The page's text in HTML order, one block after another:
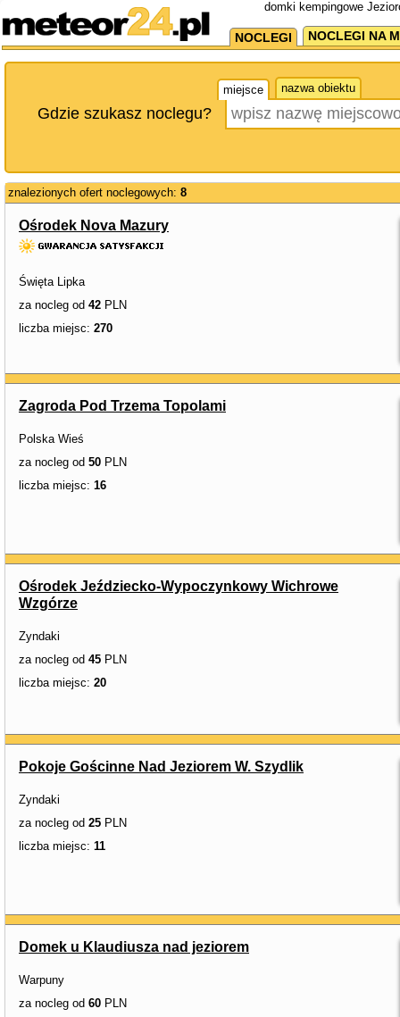
domki kempingowe
NOCLEGI NOCLEGI NA
miejsce nazwa obiektu
Gdzie szukasz noclegu?
znalezionych ofert noclegowych: 8
Ośrodek Nova Mazury
Święta Lipka
za nocleg od 42 PLN
liczba miejsc: 270
Zagroda Pod Trzema Topolami
Polska Wieś
za nocleg od 50 PLN
liczba miejsc: 16
Ośrodek Jeździecko-Wypoczynkowy Wichrowe
Wzgórze
Zyndaki
za nocleg od 45 PLN
liczba miejsc: 20
Pokoje Gościnne Nad Jeziorem W. Szydlik
Zyndaki
za nocleg od 25 PLN
liczba miejsc: 11
Domek u Klaudiusza nad jeziorem
Warpuny
za nocleg od 60 PLN